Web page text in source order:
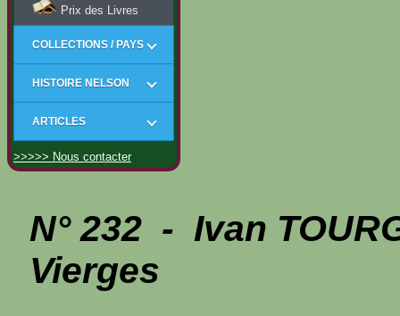
Prix des Livres
COLLECTIONS / PAYS
HISTOIRE NELSON
ARTICLES
>>>>> Nous contacter
N° 232 - Ivan
Vierges